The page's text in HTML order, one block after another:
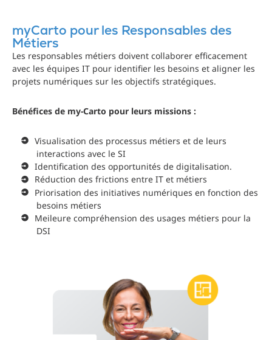
myCarto pour les Responsables des
Métiers
Les responsables métiers doivent collaborer efficacement
avec les équipes IT pour identifier les besoins et aligner les
projets numériques sur les objectifs stratégiques.
Bénéfices de my-Carto pour leurs missions :
Visualisation des processus métiers et de leurs
interactions avec le SI
Identification des opportunités de digitalisation.
Réduction des frictions entre IT et métiers
Priorisation des initiatives numériques en fonction des
besoins métiers
Meileure compréhension des usages métiers pour la
DSI